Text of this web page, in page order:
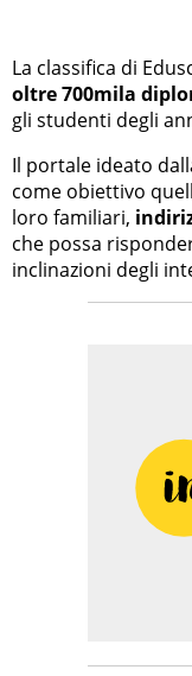
La classifica di
oltre 700mila
gli studenti degli
Il portale ideato
come obiettivo
loro familiari,
che possa
inclinazioni degli